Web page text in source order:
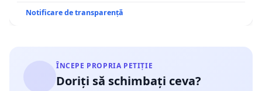
Notificare de transparență
ÎNCEPE PROPRIA PETIȚIE
Doriți să schimbați ceva?